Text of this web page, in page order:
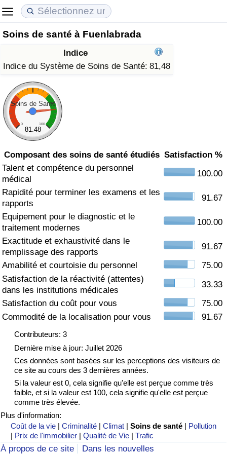
Soins de santé à Fuenlabrada
Indice
Indice du Système de Soins de Santé: 81,48
Soins de Santé
0 100
81.48
Composant des soins de santé étudiés Satisfaction %
Talent et compétence du personnel
médical
100.00
Rapidité pour terminer les examens et les
rapports
91.67
Equipement pour le diagnostic et le
traitement modernes
100.00
Exactitude et exhaustivité dans le
remplissage des rapports
91.67
Amabilité et courtoisie du personnel
75.00
Satisfaction de la réactivité (attentes)
dans les institutions médicales
33.33
Satisfaction du coût pour vous
75.00
Commodité de la localisation pour vous
91.67
Contributeurs: 3
Dernière mise à jour: Juillet 2026
Ces données sont basées sur les perceptions des visiteurs de
ce site au cours des 3 dernières années.
Si la valeur est 0, cela signifie qu'elle est perçue comme très
faible, et si la valeur est 100, cela signifie qu'elle est perçue
comme très élevée.
Plus d'information:
Coût de la vie |Criminalité |Climat |Soins de santé | Pollution
| Prix de l'immobilier |Qualité de Vie |Trafic
À propos de ce site Dans les nouvelles
Coût de la vie
Indice du Coût de la Vie (Actuel)
Indice du Coût de la Vie
Indice du coût de la vie par pays
à Akaba
Prix de l'immobilier
Indice des Prix de l'immobilier (Actuel)
Indice des Prix de l'immobilier
Indice des Prix de l'immobilier par Pays
Qualité de Vie
Indice de Qualité de Vie
Indice de Qualité de Vie (Actuel)
Indice de qualité de vie par pays
Criminalité
Indice de Criminalité (Actuel)
Indice de Criminalité
Indice de criminalité par pays
Soins de santé
Indice des soins de santé (Actuel)
Indice des soins de santé par Pays
Pollution
Indice de Pollution (Actuel)
Indice de pollution
Indice de Pollution par Pays
Trafic